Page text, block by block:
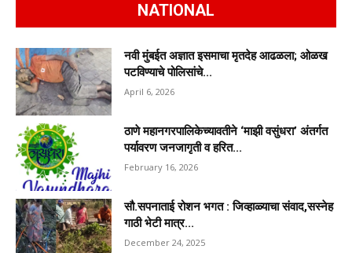
NATIONAL
नवी मुंबईत अज्ञात इसमाचा मृतदेह आढळला; ओळख
पटविण्याचे पोलिसांचे...
April 6, 2026
ठाणे महानगरपालिकेच्यावतीने ‘माझी वसुंधरा’ अंतर्गत
पर्यावरण जनजागृती व हरित...
February 16, 2026
सौ.सपनाताई रोशन भगत : जिव्हाळ्याचा संवाद,सस्नेह
गाठी भेटी मात्र...
December 24, 2025